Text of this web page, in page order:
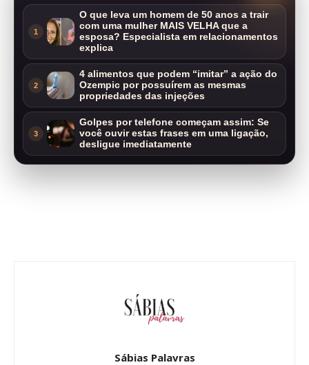
1
O que leva um homem de 50 anos a trair
com uma mulher MAIS VELHA que a
esposa? Especialista em relacionamentos
explica
2
4 alimentos que podem “imitar” a ação do
Ozempic por possuírem as mesmas
propriedades das injeções
3
Golpes por telefone começam assim: Se
você ouvir estas frases em uma ligação,
desligue imediatamente
Sábias Palavras